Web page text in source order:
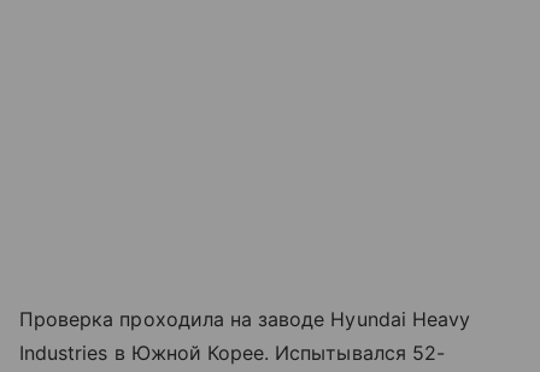
Проверка проходила на заводе Hyundai Heavy
Industries в Южной Корее. Испытывался 52-